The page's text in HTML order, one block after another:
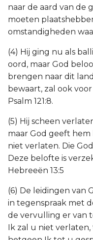
naar de aard van de
moeten
omstandigheden
(4) Hij ging nu als
oord, maar God
brengen naar dit
bewaart, zal ook
Psalm 121:8.
(5) Hij scheen
maar God geeft
niet verlaten. Die
Deze belofte is
Hebreeën 13:5
(6) De leidingen van
in tegenspraak met
de vervulling er van
Ik zal u niet